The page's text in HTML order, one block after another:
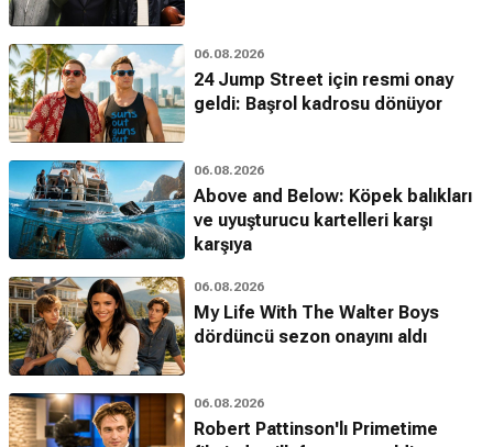
06.08.2026
24 Jump Street için resmi onay
geldi: Başrol kadrosu dönüyor
06.08.2026
Above and Below: Köpek balıkları
ve uyuşturucu kartelleri karşı
karşıya
06.08.2026
My Life With The Walter Boys
dördüncü sezon onayını aldı
06.08.2026
Robert Pattinson'lı Primetime